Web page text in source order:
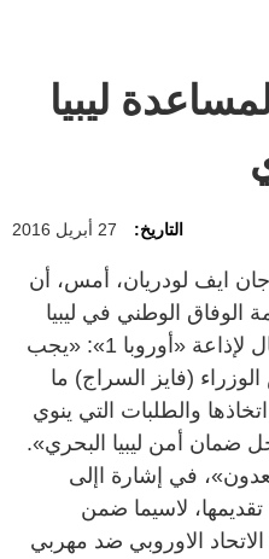
ليبيا
التاريخ: 27 أبريل 2016
ايف لودريان، أمس، أن
الوفاق الوطني في ليبيا
على ضمان أمنها البحري. وقال لإذاعة «أوروبا 1»: «يجب
(فايز السراج) ما
والطلبات التي ينوي
ضمان أمن ليبيا البحري».
في إشارة اإلى
لاسيما ضمن
الاتحاد الاوروبي ضد مهربي